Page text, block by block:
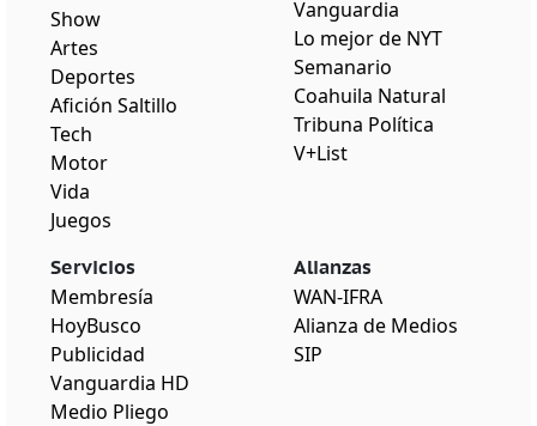
Show
Artes
Deportes
Afición Saltillo
Tech
Motor
Vida
Juegos
Vanguardia
Lo mejor de NYT
Semanario
Coahuila Natural
Tribuna Política
V+List
Servicios
Membresía
HoyBusco
Publicidad
Vanguardia HD
Medio Pliego
Alianzas
WAN-IFRA
Alianza de Medios
SIP